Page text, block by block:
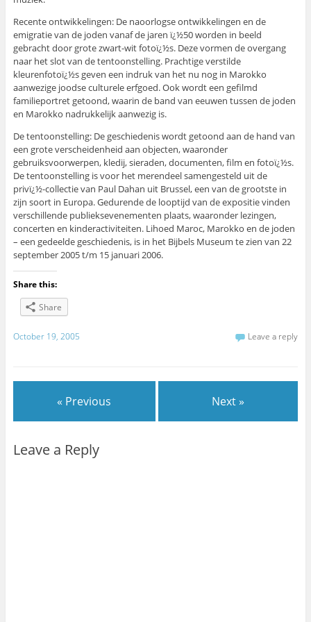
Recente ontwikkelingen: De naoorlogse ontwikkelingen en de
emigratie van de joden vanaf de jaren ï¿½50 worden in beeld
gebracht door grote zwart-wit fotoï¿½s. Deze vormen de overgang
naar het slot van de tentoonstelling. Prachtige verstilde
kleurenfotoï¿½s geven een indruk van het nu nog in Marokko
aanwezige joodse culturele erfgoed. Ook wordt een gefilmd
familieportret getoond, waarin de band van eeuwen tussen de joden
en Marokko nadrukkelijk aanwezig is.
De tentoonstelling: De geschiedenis wordt getoond aan de hand van
een grote verscheidenheid aan objecten, waaronder
gebruiksvoorwerpen, kledij, sieraden, documenten, film en fotoï¿½s.
De tentoonstelling is voor het merendeel samengesteld uit de
privï¿½-collectie van Paul Dahan uit Brussel, een van de grootste in
zijn soort in Europa. Gedurende de looptijd van de expositie vinden
verschillende publieksevenementen plaats, waaronder lezingen,
concerten en kinderactiviteiten. Lihoed Maroc, Marokko en de joden
– een gedeelde geschiedenis, is in het Bijbels Museum te zien van 22
september 2005 t/m 15 januari 2006.
Share this:
Share
October 19, 2005 Leave a reply
« Previous Next »
Leave a Reply